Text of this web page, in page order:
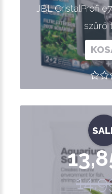
JBL CristalProfi
szűrő